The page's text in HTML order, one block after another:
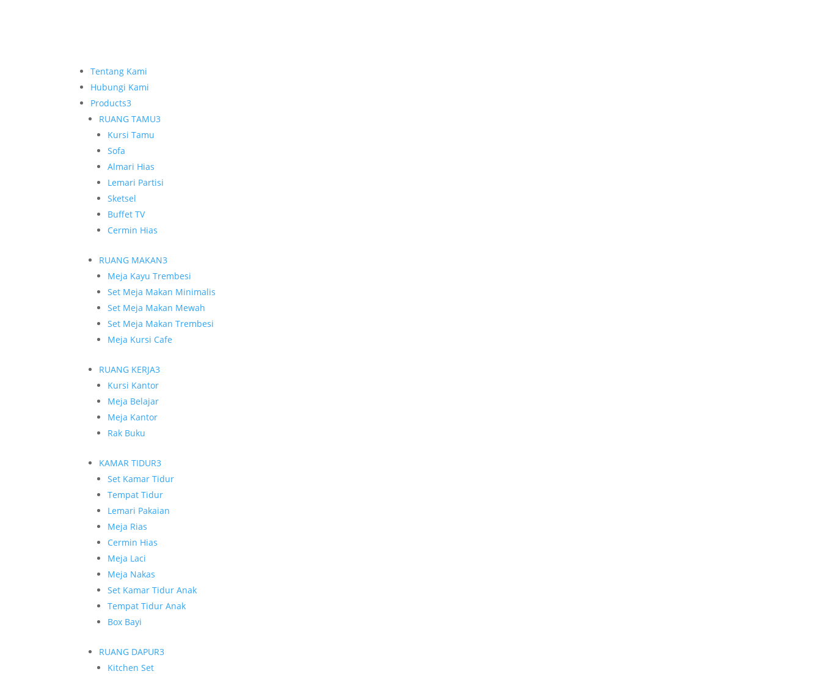
Tentang Kami
Hubungi Kami
Products3
RUANG TAMU3
Kursi Tamu
Sofa
Almari Hias
Lemari Partisi
Sketsel
Buffet TV
Cermin Hias
RUANG MAKAN3
Meja Kayu Trembesi
Set Meja Makan Minimalis
Set Meja Makan Mewah
Set Meja Makan Trembesi
Meja Kursi Cafe
RUANG KERJA3
Kursi Kantor
Meja Belajar
Meja Kantor
Rak Buku
KAMAR TIDUR3
Set Kamar Tidur
Tempat Tidur
Lemari Pakaian
Meja Rias
Cermin Hias
Meja Laci
Meja Nakas
Set Kamar Tidur Anak
Tempat Tidur Anak
Box Bayi
RUANG DAPUR3
Kitchen Set